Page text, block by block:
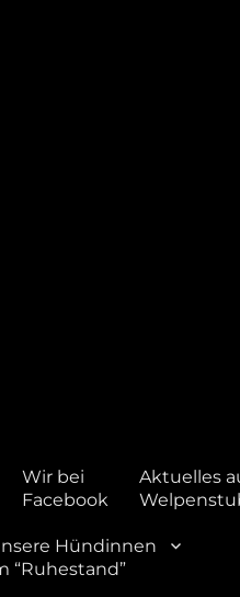
Wir bei
Facebook
Aktuelles
Hündinnen
“Ruhestand”